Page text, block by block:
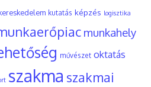
kutatás képzés logisztika
munkahely
művészet oktatás
szakma szakmai